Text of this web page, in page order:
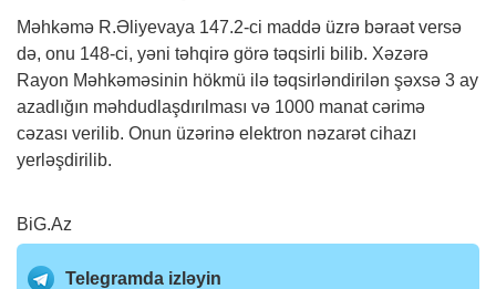
Məhkəmə R.Əliyevaya 147.2-ci maddə üzrə bəraət versə
də, onu 148-ci, yəni təhqirə görə təqsirli bilib. Xəzərə
Rayon Məhkəməsinin hökmü ilə təqsirləndirilən şəxsə 3 ay
azadlığın məhdudlaşdırılması və 1000 manat cərimə
cəzası verilib. Onun üzərinə elektron nəzarət cihazı
yerləşdirilib.
BiG.Az
Telegramda izləyin